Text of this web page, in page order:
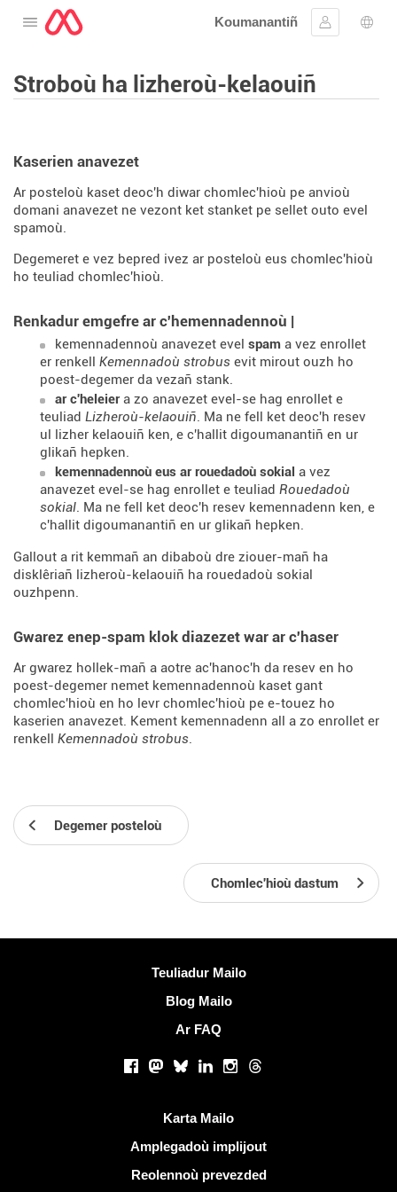
Digeriñ al lañser
Koumanantiñ
Kevreañ
Stroboù ha lizheroù-kelaouiñ
Kaserien anavezet
Ar posteloù kaset deoc'h diwar chomlec'hioù pe anvioù
domani anavezet ne vezont ket stanket pe sellet outo evel
spamoù.
Degemeret e vez bepred ivez ar posteloù eus chomlec'hioù
ho teuliad chomlec'hioù.
Renkadur emgefre ar c'hemennadennoù |
kemennadennoù anavezet evel spam a vez enrollet
er renkell Kemennadoù strobus evit mirout ouzh ho
poest-degemer da vezañ stank.
ar c'heleiera zo anavezet evel-se hag enrollet e
teuliad Lizheroù-kelaouiñ. Ma ne fell ket deoc'h resev
ul lizher kelaouiñ ken, e c'hallit digoumanantiñ en ur
glikañ hepken.
kemennadennoù eus ar rouedadoù sokial a vez
anavezet evel-se hag enrollet e teuliad Rouedadoù
sokial. Ma ne fell ket deoc'h resev kemennadenn ken, e
c'hallit digoumanantiñ en ur glikañ hepken.
Gallout a rit kemmañ an dibaboù dre ziouer-mañ ha
disklêriañ lizheroù-kelaouiñ ha rouedadoù sokial
ouzhpenn.
Gwarez enep-spam klok diazezet war ar c'haser
Ar gwarez hollek-mañ a aotre ac'hanoc'h da resev en ho
poest-degemer nemet kemennadennoù kaset gant
chomlec'hioù en ho levr chomlec'hioù pe e-touez ho
kaserien anavezet. Kement kemennadenn all a zo enrollet er
renkell Kemennadoù strobus.
Degemer posteloù
Chomlec'hioù dastum
Teuliadur Mailo
Blog Mailo
Ar FAQ
Facebook
Mastodon
BlueskyLinkedInInstagram
Threads
Karta Mailo
Amplegadoù implijout
Reolennoù prevezded